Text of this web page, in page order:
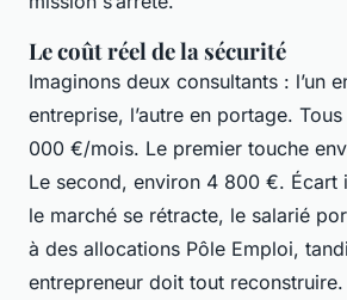
Le coût réel de la sécurité
Imaginons deux consultants : l’un
entreprise, l’autre en portage.
000 €/mois. Le premier touche
Le second, environ 4 800 €. Écart
le marché se rétracte, le salarié
à des allocations Pôle Emploi,
entrepreneur doit tout